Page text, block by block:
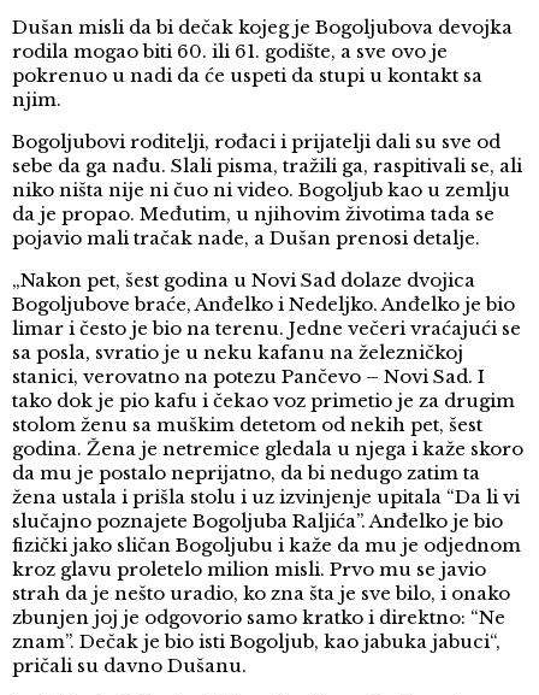
Dušan misli da bi dečak kojeg je Bogoljubova devojka
rodila mogao biti 60. ili 61. godište, a sve ovo je
pokrenuo u nadi da će uspeti da stupi u kontakt sa
njim.
Bogoljubovi roditelji, rođaci i prijatelji dali su sve od
sebe da ga nađu. Slali pisma, tražili ga, raspitivali se, ali
niko ništa nije ni čuo ni video. Bogoljub kao u zemlju
da je propao. Međutim, u njihovim životima tada se
pojavio mali tračak nade, a Dušan prenosi detalje.
„Nakon pet, šest godina u Novi Sad dolaze dvojica
Bogoljubove braće, Anđelko i Nedeljko. Anđelko je bio
limar i često je bio na terenu. Jedne večeri vraćajući se
sa posla, svratio je u neku kafanu na železničkoj
stanici, verovatno na potezu Pančevo – Novi Sad. I
tako dok je pio kafu i čekao voz primetio je za drugim
stolom ženu sa muškim detetom od nekih pet, šest
godina. Žena je netremice gledala u njega i kaže skoro
da mu je postalo neprijatno, da bi nedugo zatim ta
žena ustala i prišla stolu i uz izvinjenje upitala “Da li vi
slučajno poznajete Bogoljuba Raljića”. Anđelko je bio
fizički jako sličan Bogoljubu i kaže da mu je odjednom
kroz glavu proletelo milion misli. Prvo mu se javio
strah da je nešto uradio, ko zna šta je sve bilo, i onako
zbunjen joj je odgovorio samo kratko i direktno: “Ne
znam”. Dečak je bio isti Bogoljub, kao jabuka jabuci“,
pričali su davno Dušanu.